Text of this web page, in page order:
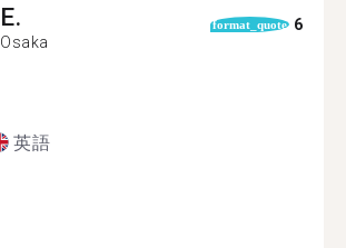
E.
Osaka
format_quote 6
英語